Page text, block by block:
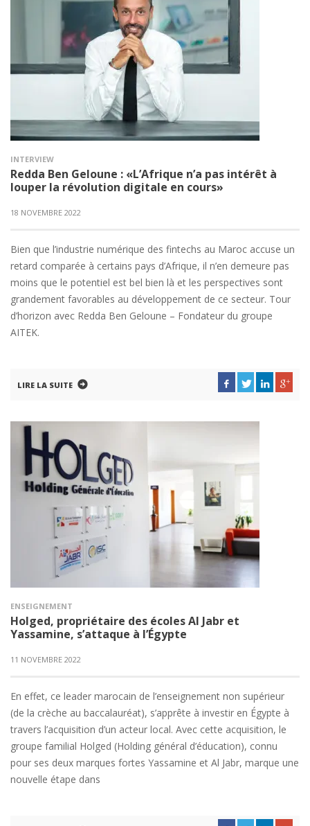
INTERVIEW
Redda Ben Geloune : «L’Afrique n’a pas intérêt à
louper la révolution digitale en cours»
18 NOVEMBRE 2022
Bien que l’industrie numérique des fintechs au Maroc accuse un
retard comparée à certains pays d’Afrique, il n’en demeure pas
moins que le potentiel est bel bien là et les perspectives sont
grandement favorables au développement de ce secteur. Tour
d’horizon avec Redda Ben Geloune – Fondateur du groupe
AITEK.
LIRE LA SUITE
ENSEIGNEMENT
Holged, propriétaire des écoles Al Jabr et
Yassamine, s’attaque à l’Égypte
11 NOVEMBRE 2022
En effet, ce leader marocain de l’enseignement non supérieur
(de la crèche au baccalauréat), s’apprête à investir en Égypte à
travers l’acquisition d’un acteur local. Avec cette acquisition, le
groupe familial Holged (Holding général d’éducation), connu
pour ses deux marques fortes Yassamine et Al Jabr, marque une
nouvelle étape dans